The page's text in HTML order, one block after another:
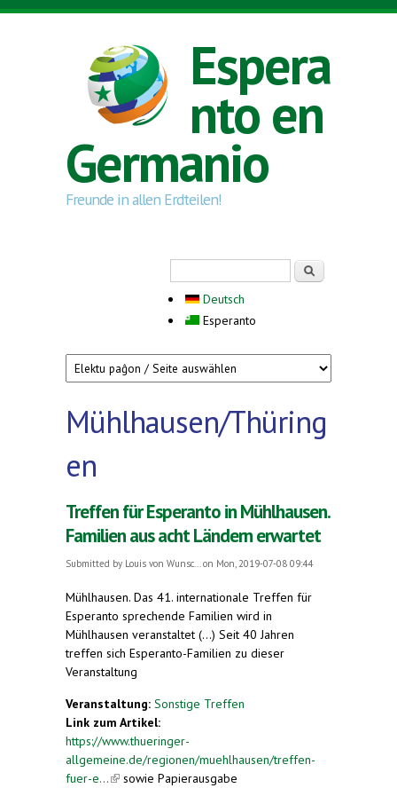
Skip to main content
Espera
nto en
Germanio
Freunde in allen Erdteilen!
Deutsch
Esperanto
Mühlhausen/Thüring
en
Treffen für Esperanto in Mühlhausen.
Familien aus acht Ländern erwartet
Submitted by Louis von Wunsc... on Mon, 2019-07-08 09:44
Mühlhausen. Das 41. internationale Treffen für
Esperanto sprechende Familien wird in
Mühlhausen veranstaltet (...) Seit 40 Jahren
treffen sich Esperanto-Familien zu dieser
Veranstaltung
Veranstaltung: Sonstige Treffen
Link zum Artikel:
https://www.thueringer-
allgemeine.de/regionen/muehlhausen/treffen-
fuer-e...(link is external)
sowie Papierausgabe